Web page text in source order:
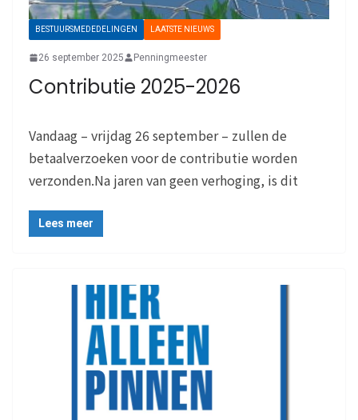
BESTUURSMEDEDELINGEN LAATSTE NIEUWS
26 september 2025 Penningmeester
Contributie 2025-2026
Vandaag – vrijdag 26 september – zullen de
betaalverzoeken voor de contributie worden
verzonden.Na jaren van geen verhoging, is dit
Lees meer